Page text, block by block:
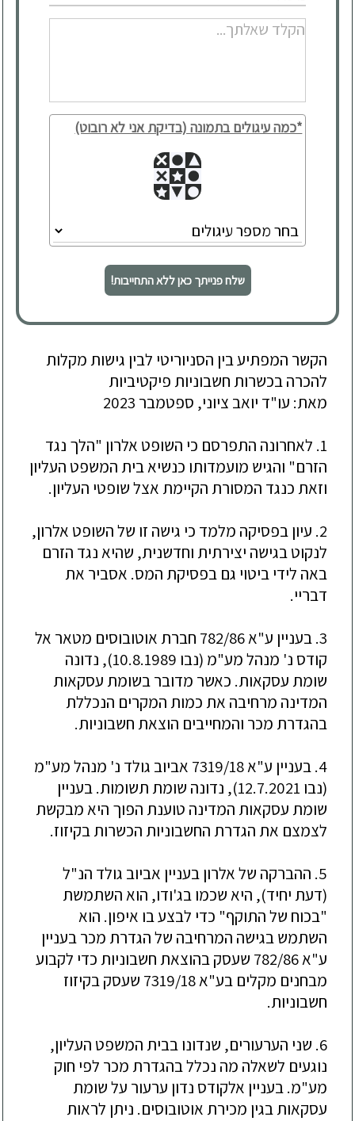
*כמה עיגולים בתמונה (בדיקת אני לא רובוט)
שלח פנייתך כאן ללא התחייבות!
הקשר המפתיע בין הסניוריטי לבין גישות מקלות
להכרה בכשרות חשבוניות פיקטיביות
מאת: עו"ד יואב ציוני, ספטמבר 2023
1. לאחרונה התפרסם כי השופט אלרון "הלך נגד
הזרם" והגיש מועמדותו כנשיא בית המשפט העליון
וזאת כנגד המסורת הקיימת אצל שופטי העליון.
2. עיון בפסיקה מלמד כי גישה זו של השופט אלרון,
לנקוט בגישה יצירתית וחדשנית, שהיא נגד הזרם
באה לידי ביטוי גם בפסיקת המס. אסביר את
דבריי.
3. בעניין ע"א 782/86 חברת אוטובוסים מטאר אל
קודס נ' מנהל מע"מ (נבו 10.8.1989), נדונה
שומת עסקאות. כאשר מדובר בשומת עסקאות
המדינה מרחיבה את כמות המקרים הנכללת
בהגדרת מכר והמחייבים הוצאת חשבוניות.
4. בעניין ע"א 7319/18 אביוב גולד נ' מנהל מע"מ
(נבו 12.7.2021), נדונה שומת תשומות. בעניין
שומת עסקאות המדינה טוענת הפוך היא מבקשת
לצמצם את הגדרת החשבוניות הכשרות בקיזוז.
5. ההברקה של אלרון בעניין אביוב גולד הנ"ל
(דעת יחיד), היא שכמו בג'ודו, הוא השתמשת
"בכוח של התוקף" כדי לבצע בו איפון. הוא
השתמש בגישה המרחיבה של הגדרת מכר בעניין
ע"א 782/86 שעסק בהוצאת חשבוניות כדי לקבוע
מבחנים מקלים בע"א 7319/18 שעסק בקיזוז
חשבוניות.
6. שני הערעורים, שנדונו בבית המשפט העליון,
נוגעים לשאלה מה נכלל בהגדרת מכר לפי חוק
מע"מ. בעניין אלקודס נדון ערעור על שומת
עסקאות בגין מכירת אוטובוסים. ניתן לראות